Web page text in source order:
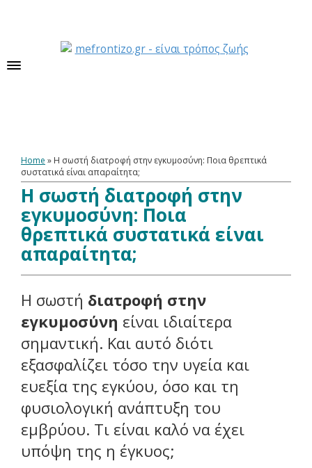
Home » Η σωστή διατροφή στην εγκυμοσύνη: Ποια θρεπτικά
συστατικά είναι απαραίτητα;
Η σωστή διατροφή στην
εγκυμοσύνη: Ποια
θρεπτικά συστατικά είναι
απαραίτητα;
Η σωστή διατροφή στην
εγκυμοσύνη είναι ιδιαίτερα
σημαντική. Και αυτό διότι
εξασφαλίζει τόσο την υγεία και
ευεξία της εγκύου, όσο και τη
φυσιολογική ανάπτυξη του
εμβρύου. Τι είναι καλό να έχει
υπόψη της η έγκυος;